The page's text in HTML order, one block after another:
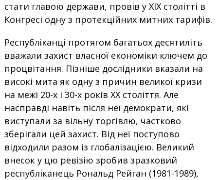
стати главою держави, провів у XIX столітті в
Конгресі одну з протекційних митних тарифів.
Республіканці протягом багатьох десятиліть
вважали захист власної економіки ключем до
процвітання. Пізніше дослідники вказали на
високі мита як одну з причин великої кризи
на межі 20-х і 30-х років XX століття. Але
насправді навіть після неї демократи, які
виступали за вільну торгівлю, частково
зберігали цей захист. Від неї поступово
відходили разом із глобалізацією. Великий
внесок у цю ревізію зробив зразковий
республіканець Рональд Рейган (1981-1989),